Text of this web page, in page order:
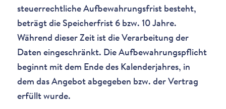
steuerrechtliche Aufbewahrungsfrist besteht,
beträgt die Speicherfrist 6 bzw. 10 Jahre.
Während dieser Zeit ist die Verarbeitung der
Daten eingeschränkt. Die Aufbewahrungspflicht
beginnt mit dem Ende des Kalenderjahres, in
dem das Angebot abgegeben bzw. der Vertrag
erfüllt wurde.